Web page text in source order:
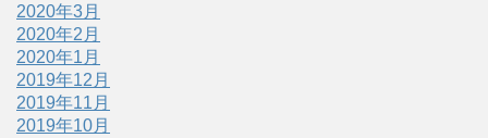
2020年3月
2020年2月
2020年1月
2019年12月
2019年11月
2019年10月